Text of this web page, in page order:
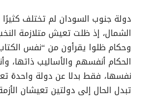
دولة جنوب السودان لم تختلف
الشمال، إذ ظلت تعيش متلازمة
وحكام ظلوا يقرأون من “نفس
الحكام أنفسهم والأساليب ذاتها،
نفسها، فقط بدلا عن دولة واحدة
تبدل الحال إلى دولتين تعيشان